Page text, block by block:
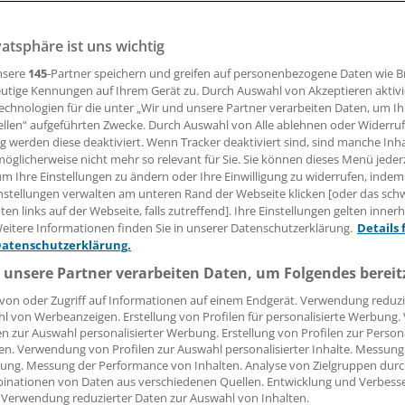
05:00 Uhr
entzündlichen Darmerkrankungen (CED) sollten
frei von Spülmittelresten ist. Schon länger wurde ein
und Detergenzien in
Nahrungsmitteln vermutet. Tierversuche haben
über einen längeren Zeitraum spülmittelhaltiges
bei ihnen mehr als zufällig häufig eine chronische
zwischen vermehrten Spülmittelrückständen in
chemisch ähnlichen Detergenzien und Emulgatoren
und einer steigenden CED-Inzidenz scheint somit
heißt daher: Geschirr und Bestecke gründlich mit
ist uns wichtig
145-Partner speichern und greifen auf personenbezogene Daten wie
Kennungen auf Ihrem Gerät zu. Durch Auswahl von Akzeptieren
für die unter „Wir und unsere Partner verarbeiten Daten, um
aufgeführten Zwecke. Durch Auswahl von Alle ablehnen oder
werden diese deaktiviert. Wenn Tracker deaktiviert sind, sind manche
nicht mehr so relevant für Sie. Sie können dieses Menü
Ihre Einstellungen zu ändern oder Ihre Einwilligung zu widerrufen, indem
verwalten am unteren Rand der Webseite klicken [oder das
links auf der Webseite, falls zutreffend]. Ihre Einstellungen gelten
Informationen finden Sie in unserer Datenschutzerklärung. Details
Partner verarbeiten Daten, um Folgendes
oder Zugriff auf Informationen auf einem Endgerät. Verwendung
von Werbeanzeigen. Erstellung von Profilen für personalisierte
zur Auswahl personalisierter Werbung. Erstellung von Profilen zur
Verwendung von Profilen zur Auswahl personalisierter Inhalte.
Messung der Performance von Inhalten. Analyse von Zielgruppen
von Daten aus verschiedenen Quellen. Entwicklung und
reduzierter Daten zur Auswahl von Inhalten.